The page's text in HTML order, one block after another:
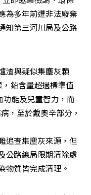
為多年前遭非法廢棄
知第三河川局及公路
渣與疑似集塵灰顆
鉛含量超過標準值
能及兒童智力，而
，至於戴奧辛部分，
追查集塵灰來源，但
公路總局限期清除處
物質皆完成清理。